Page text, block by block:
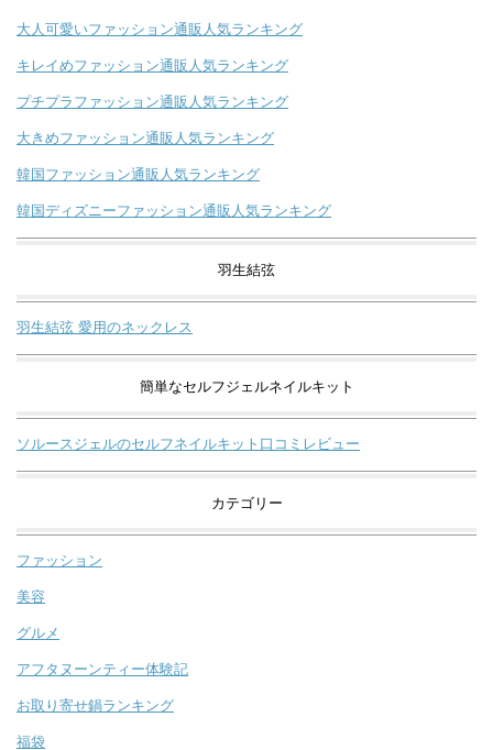
大人可愛いファッション通販人気ランキング
キレイめファッション通販人気ランキング
プチプラファッション通販人気ランキング
大きめファッション通販人気ランキング
韓国ファッション通販人気ランキング
韓国ディズニーファッション通販人気ランキング
羽生結弦
羽生結弦 愛用のネックレス
簡単なセルフジェルネイルキット
ソルースジェルのセルフネイルキット口コミレビュー
カテゴリー
ファッション
美容
グルメ
アフタヌーンティー体験記
お取り寄せ鍋ランキング
福袋